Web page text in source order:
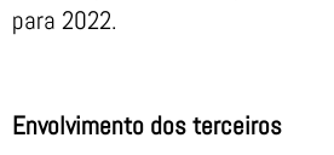
para 2022.
Envolvimento dos terceiros